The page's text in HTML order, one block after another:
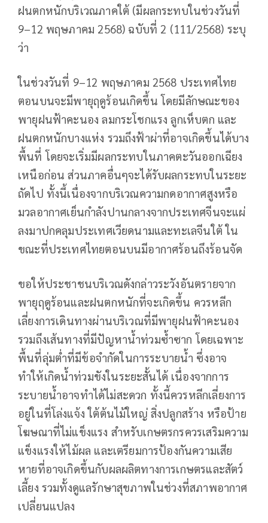
ฝนตกหนักบริเวณภาคใต้ (มีผลกระทบในช่วงวันที่
9–12 พฤษภาคม 2568) ฉบับที่ 2 (111/2568) ระบุ
ว่า
ในช่วงวันที่ 9–12 พฤษภาคม 2568 ประเทศไทย
ตอนบนจะมีพายุฤดูร้อนเกิดขึ้น โดยมีลักษณะของ
พายุฝนฟ้าคะนอง ลมกระโชกแรง ลูกเห็บตก และ
ฝนตกหนักบางแห่ง รวมถึงฟ้าผ่าที่อาจเกิดขึ้นได้บาง
พื้นที่ โดยจะเริ่มมีผลกระทบในภาคตะวันออกเฉียง
เหนือก่อน ส่วนภาคอื่นๆจะได้รับผลกระทบในระยะ
ถัดไป ทั้งนี้เนื่องจากบริเวณความกดอากาศสูงหรือ
มวลอากาศเย็นกำลังปานกลางจากประเทศจีนจะแผ่
ลงมาปกคลุมประเทศเวียดนามและทะเลจีนใต้ ใน
ขณะที่ประเทศไทยตอนบนมีอากาศร้อนถึงร้อนจัด
ขอให้ประชาชนบริเวณดังกล่าวระวังอันตรายจาก
พายุฤดูร้อนและฝนตกหนักที่จะเกิดขึ้น ควรหลีก
เลี่ยงการเดินทางผ่านบริเวณที่มีพายุฝนฟ้าคะนอง
รวมถึงเส้นทางที่มีปัญหาน้ำท่วมซ้ำซาก โดยเฉพาะ
พื้นที่ลุ่มต่ำที่มีข้อจำกัดในการระบายน้ำ ซึ่งอาจ
ทำให้เกิดน้ำท่วมขังในระยะสั้นได้ เนื่องจากการ
ระบายน้ำอาจทำได้ไม่สะดวก ทั้งนี้ควรหลีกเลี่ยงการ
อยู่ในที่โล่งแจ้ง ใต้ต้นไม้ใหญ่ สิ่งปลูกสร้าง หรือป้าย
โฆษณาที่ไม่แข็งแรง สำหรับเกษตรกรควรเสริมความ
แข็งแรงให้ไม้ผล และเตรียมการป้องกันความเสีย
หายที่อาจเกิดขึ้นกับผลผลิตทางการเกษตรและสัตว์
เลี้ยง รวมทั้งดูแลรักษาสุขภาพในช่วงที่สภาพอากาศ
เปลี่ยนแปลง